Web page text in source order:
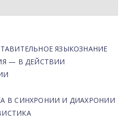
ЯЗЫКОЗНАНИЕ
— В ДЕЙСТВИИ
В СИНХРОНИИ И ДИАХРОНИИ